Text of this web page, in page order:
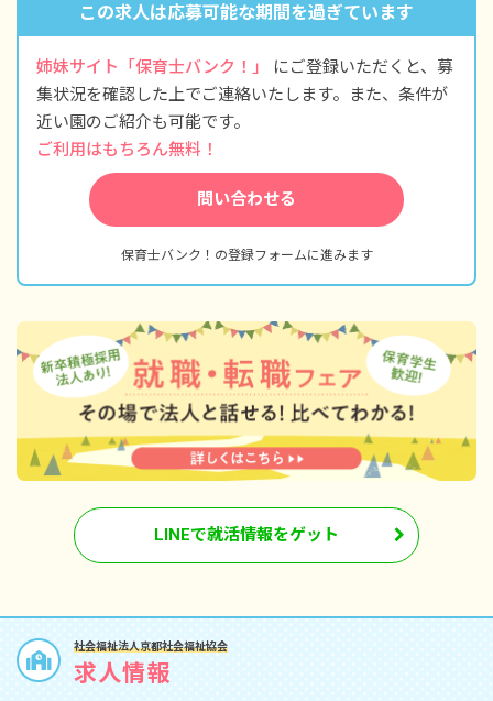
この求人は応募可能な期間を過ぎています
姉妹サイト「保育士バンク！」
にご登録いただくと、募
集状況を確認した上でご連絡いたします。また、条件が
近い園のご紹介も可能です。
ご利用はもちろん無料！
問い合わせる
保育士バンク！の登録フォームに進みます
LINEで就活情報をゲット
社会福祉法人京都社会福祉協会
求人情報